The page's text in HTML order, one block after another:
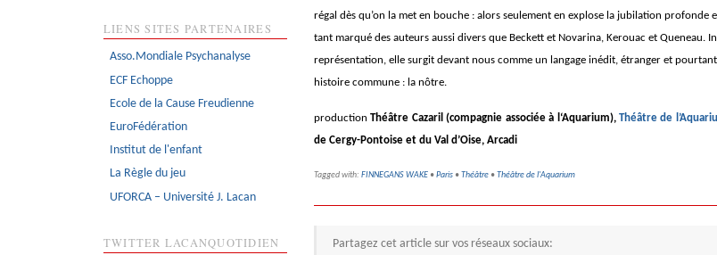
régal dès qu’on la met en bouche : alors seulement en explose la jubilation profonde
tant marqué des auteurs aussi divers que Beckett et Novarina, Kerouac et Queneau.
représentation, elle surgit devant nous comme un langage inédit, étranger et
histoire commune : la nôtre.
productionThéâtre Cazaril (compagnie associée à l‘Aquarium), Théâtre de
de Cergy-Pontoise et du Val d’Oise, Arcadi
Tagged with: FINNEGANS WAKE •Paris •Théâtre •Théâtre de l'Aquarium
Partagez cet article sur vos réseaux sociaux:
LIENS SITES PARTENAIRES
Asso.Mondiale Psychanalyse
ECF Echoppe
Ecole de la Cause Freudienne
EuroFédération
Institut de l'enfant
La Règle du jeu
UFORCA – Université J. Lacan
TWITTER LACANQUOTIDIEN